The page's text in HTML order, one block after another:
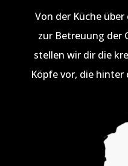
Von der Küche
zur Betreuung der
stellen wir dir die
Köpfe vor, die hinter